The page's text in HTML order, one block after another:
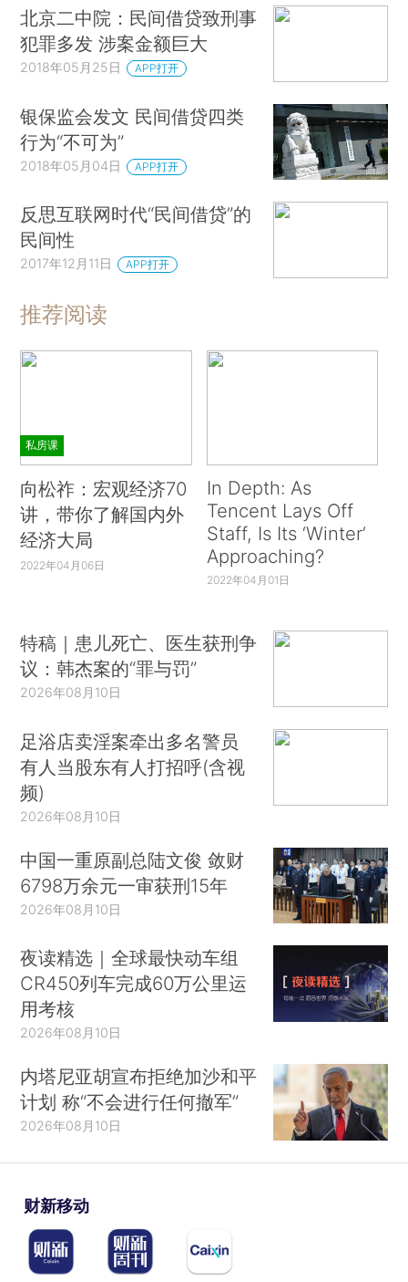
北京二中院：民间借贷致刑事
犯罪多发 涉案金额巨大
2018年05月25日 APP打开
银保监会发文 民间借贷四类
行为“不可为”
2018年05月04日 APP打开
反思互联网时代“民间借贷”的
民间性
2017年12月11日 APP打开
推荐阅读
私房课
向松祚：宏观经济70
讲，带你了解国内外
经济大局
2022年04月06日
In Depth: As
Tencent Lays Off
Staff, Is Its ‘Winter’
Approaching?
2022年04月01日
特稿｜患儿死亡、医生获刑争
议：韩杰案的“罪与罚”
2026年08月10日
足浴店卖淫案牵出多名警员
有人当股东有人打招呼(含视
频)
2026年08月10日
中国一重原副总陆文俊 敛财
6798万余元一审获刑15年
2026年08月10日
夜读精选｜全球最快动车组
CR450列车完成60万公里运
用考核
2026年08月10日
内塔尼亚胡宣布拒绝加沙和平
计划 称“不会进行任何撤军”
2026年08月10日
财新移动